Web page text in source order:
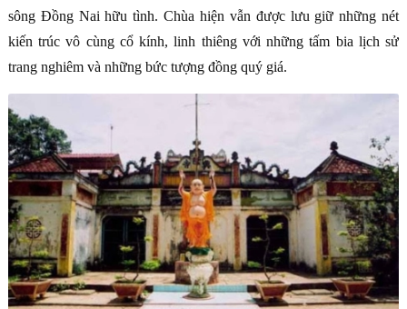
sông Đồng Nai hữu tình. Chùa hiện vẫn được lưu giữ những nét
kiến trúc vô cùng cổ kính, linh thiêng với những tấm bia lịch sử
trang nghiêm và những bức tượng đồng quý giá.